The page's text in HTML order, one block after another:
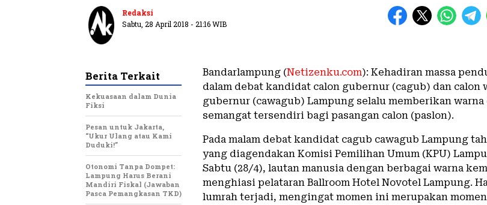
Redaksi
Sabtu, 28 April 2018 - 21:16 WIB
Bandarlampung (Netizenku.com): Kehadiran massa
dalam debat kandidat calon gubernur (cagub) dan calon
gubernur (cawagub) Lampung selalu memberikan warna
semangat tersendiri bagi pasangan calon (paslon).
Pada malam debat kandidat cagub cawagub Lampung
yang diagendakan Komisi Pemilihan Umum (KPU)
Sabtu (28/4), lautan manusia dengan berbagai warna
menghiasi pelataran Ballroom Hotel Novotel Lampung.
lumrah terjadi, mengingat momen ini merupakan
Berita Terkait
Kekuasaan dalam Dunia
Fiksi
Pesan untuk Jakarta,
“Ukur Ulang atau Kami
Duduki!”
Otonomi Tanpa Dompet:
Lampung Harus Berani
Mandiri Fiskal (Jawaban
Pasca Pemangkasan TKD)